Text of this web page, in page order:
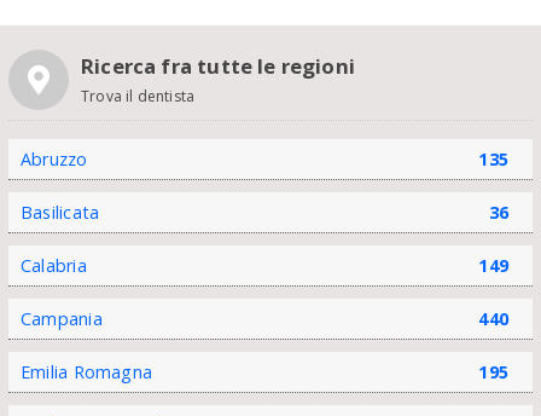
Ricerca fra tutte le regioni
Trova il dentista
Abruzzo 135
Basilicata 36
Calabria 149
Campania 440
Emilia Romagna 195